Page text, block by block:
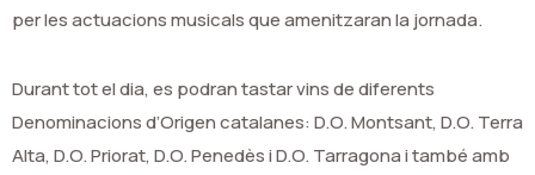
per les actuacions musicals que amenitzaran la jornada.
Durant tot el dia, es podran tastar vins de diferents
Denominacions d’Origen catalanes: D.O. Montsant, D.O. Terra
Alta, D.O. Priorat, D.O. Penedès i D.O. Tarragona i també amb